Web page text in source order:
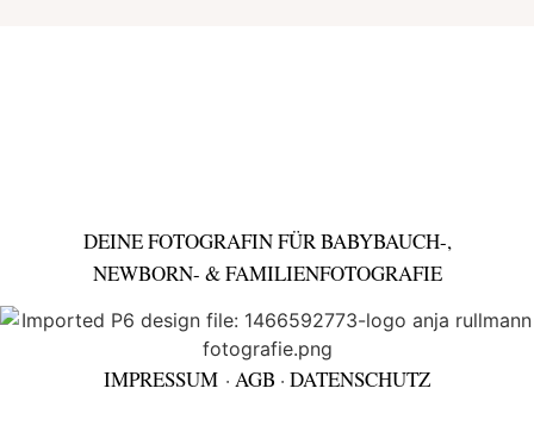
DEINE FOTOGRAFIN FÜR BABYBAUCH-,
NEWBORN- & FAMILIENFOTOGRAFIE
IMPRESSUM · AGB · DATENSCHUTZ